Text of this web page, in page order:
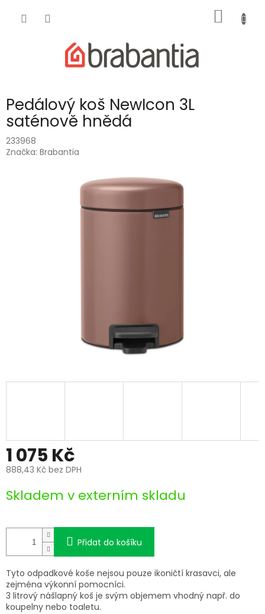
KOŠÍK
Pedálový koš NewIcon 3L
saténově hnědá
233968
Značka: Brabantia
1 075 Kč
888,43 Kč bez DPH
cena:
Skladem v externím skladu
Přidat do košíku
Tyto odpadkové koše nejsou pouze ikoničtí krasavci, ale
zejména výkonní pomocníci.
3 litrový nášlapný koš je svým objemem vhodný např. do
koupelny nebo toaletu.